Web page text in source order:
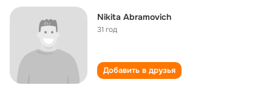
Nikita Abramovich
31 год
Добавить в друзья